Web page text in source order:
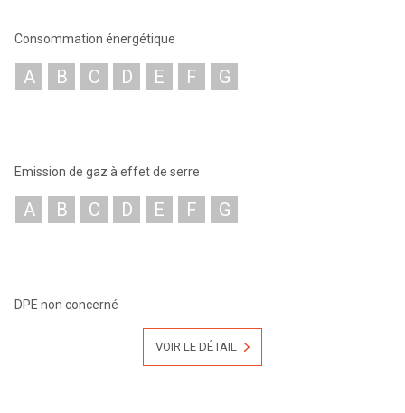
Consommation énergétique
A B C D E F G
Emission de gaz à effet de serre
A B C D E F G
DPE non concerné
VOIR LE DÉTAIL